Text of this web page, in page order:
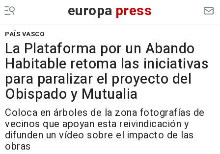
europa press
PAÍS VASCO
La Plataforma por un Abando
Habitable retoma las iniciativas
para paralizar el proyecto del
Obispado y Mutualia
Coloca en árboles de la zona fotografías de
vecinos que apoyan esta reivindicación y
difunden un vídeo sobre el impacto de las
obras